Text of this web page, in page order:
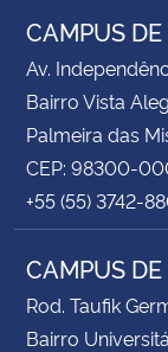
CAMPUS
Av.
Bairro Vista
Palmeira das
CEP: 98300-
+55 (55) 3742-
CAMPUS DE
Rod. Taufik
Bairro